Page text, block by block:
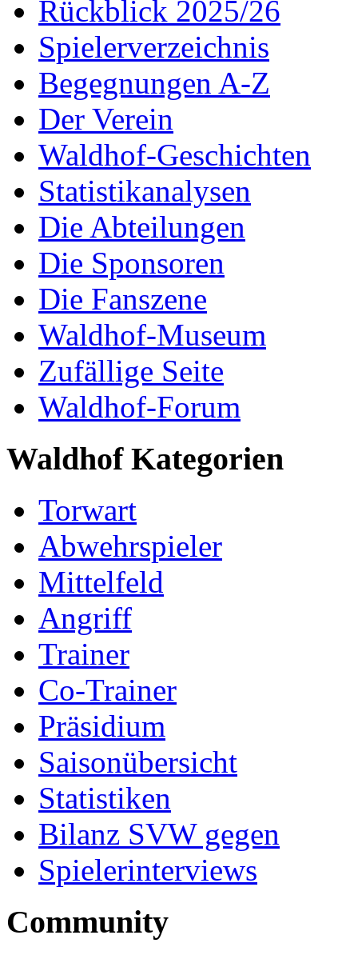
Rückblick 2025/26
Spielerverzeichnis
Begegnungen A-Z
Der Verein
Waldhof-Geschichten
Statistikanalysen
Die Abteilungen
Die Sponsoren
Die Fanszene
Waldhof-Museum
Zufällige Seite
Waldhof-Forum
Waldhof Kategorien
Torwart
Abwehrspieler
Mittelfeld
Angriff
Trainer
Co-Trainer
Präsidium
Saisonübersicht
Statistiken
Bilanz SVW gegen
Spielerinterviews
Community